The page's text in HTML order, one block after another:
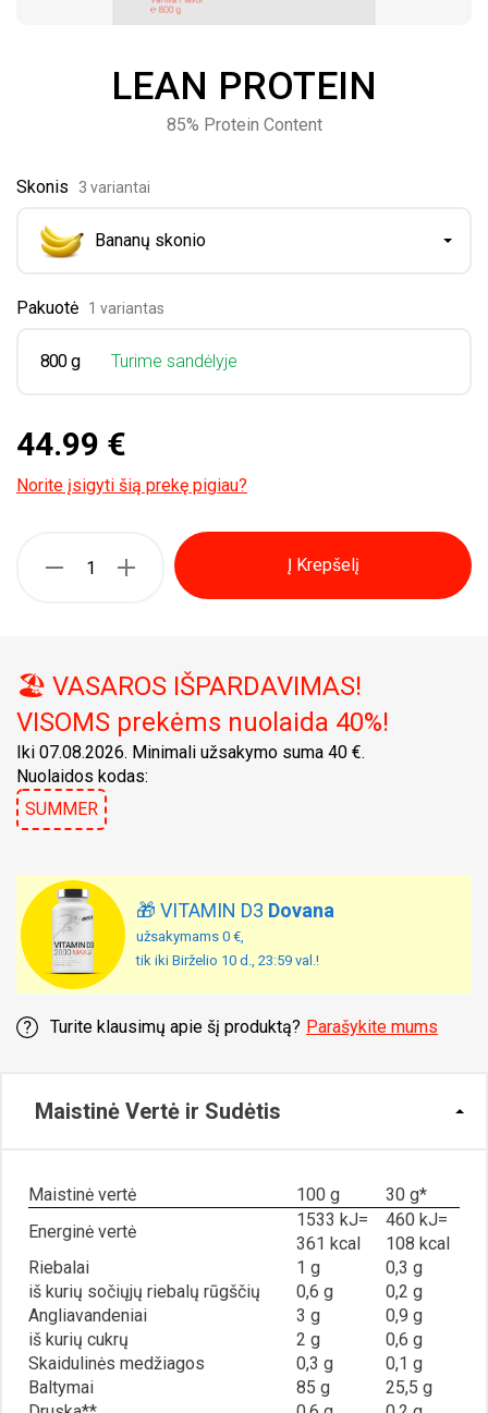
LEAN PROTEIN
85% Protein Content
Skonis 3 variantai
Bananų skonio
Pakuotė 1 variantas
800 g Turime sandėlyje
44.99 €
Norite įsigyti šią prekę pigiau?
Į Krepšelį
🏖️ VASAROS IŠPARDAVIMAS!
VISOMS prekėms nuolaida 40%!
Iki 07.08.2026. Minimali užsakymo suma 40 €.
Nuolaidos kodas:
SUMMER
🎁 VITAMIN D3 Dovana
užsakymams 0 €,
tik iki Birželio 10 d., 23:59 val.!
Turite klausimų apie šį produktą? Parašykite mums
Maistinė Vertė ir Sudėtis
Maistinė vertė 100 g
30 g*
Energinė vertė
1533 kJ=
361 kcal
460 kJ=
108 kcal
Riebalai
1 g
0,3 g
iš kurių sočiųjų riebalų rūgščių
0,6 g
0,2 g
Angliavandeniai
3 g
0,9 g
iš kurių cukrų
2 g
0,6 g
Skaidulinės medžiagos
0,3 g
0,1 g
Baltymai
85 g
25,5 g